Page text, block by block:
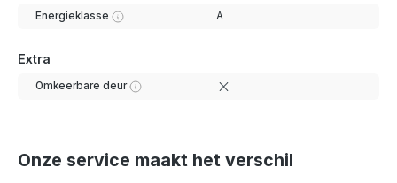
Energieklasse A
Extra
Omkeerbare deur
Onze service maakt het verschil